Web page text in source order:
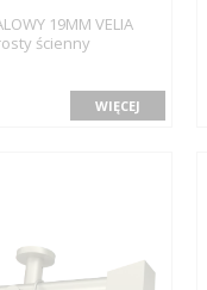
19MM VELIA
ścienny
WIĘCEJ